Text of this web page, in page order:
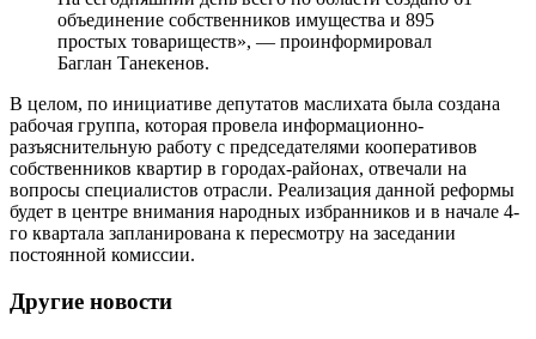
объединение собственников имущества и 895
простых товариществ», — проинформировал
Баглан Танекенов.
В целом, по инициативе депутатов маслихата была создана
рабочая группа, которая провела информационно-
разъяснительную работу с председателями кооперативов
собственников квартир в городах-районах, отвечали на
вопросы специалистов отрасли. Реализация данной реформы
будет в центре внимания народных избранников и в начале 4-
го квартала запланирована к пересмотру на заседании
постоянной комиссии.
Другие новости